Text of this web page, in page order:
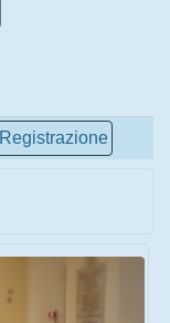
Registrazione